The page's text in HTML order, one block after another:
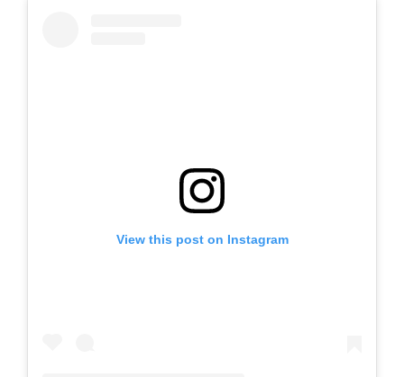
View this post on Instagram